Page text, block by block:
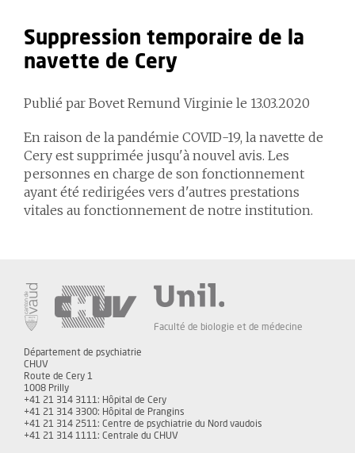
Suppression temporaire de la
navette de Cery
Publié par Bovet Remund Virginie le 13.03.2020
En raison de la pandémie COVID-19, la navette de
Cery est supprimée jusqu'à nouvel avis. Les
personnes en charge de son fonctionnement
ayant été redirigées vers d'autres prestations
vitales au fonctionnement de notre institution.
Faculté de biologie et de médecine
Département de psychiatrie
CHUV
Route de Cery 1
1008 Prilly
+41 21 314 3111: Hôpital de Cery
+41 21 314 3300: Hôpital de Prangins
+41 21 314 2511: Centre de psychiatrie du Nord vaudois
+41 21 314 1111: Centrale du CHUV